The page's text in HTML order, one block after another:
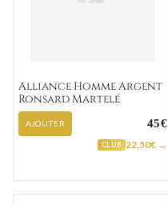
Alliance Homme Argent
Ronsard Martelé
AJOUTER 45€
CLUB 22,50€ →